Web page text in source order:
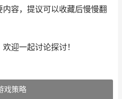
容，提议可以收藏后慢慢翻
迎一起讨论探讨！
戏策略